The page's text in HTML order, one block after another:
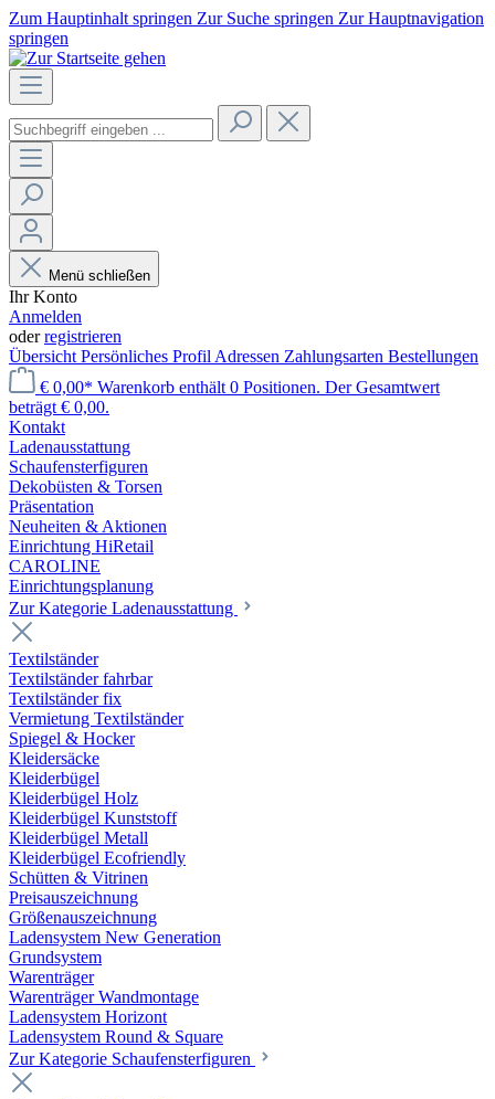
Zum Hauptinhalt springen Zur Suche springen Zur Hauptnavigation
springen
Menü schließen
Ihr Konto
Anmelden
oderregistrieren
Übersicht Persönliches Profil Adressen Zahlungsarten Bestellungen
€ 0,00* Warenkorb enthält 0 Positionen. Der Gesamtwert
beträgt € 0,00.
Kontakt
Laden­ausstattung
Schaufenster­figuren
Dekobüsten & Torsen
Präsentation
Neuheiten & Aktionen
Einrichtung HiRetail
CAROLINE
Einrichtungsplanung
Zur Kategorie Laden­ausstattung
Textilständer
Textilständer fahrbar
Textilständer fix
Vermietung Textilständer
Spiegel & Hocker
Kleidersäcke
Kleiderbügel
Kleiderbügel Holz
Kleiderbügel Kunststoff
Kleiderbügel Metall
Kleiderbügel Ecofriendly
Schütten & Vitrinen
Preisauszeichnung
Größenauszeichnung
Ladensystem New Generation
Grundsystem
Warenträger
Warenträger Wandmontage
Ladensystem Horizont
Ladensystem Round & Square
Zur Kategorie Schaufenster­figuren